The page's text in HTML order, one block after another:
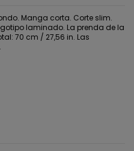
Manga corta. Corte slim.
laminado. La prenda de la
70 cm / 27,56 in. Las